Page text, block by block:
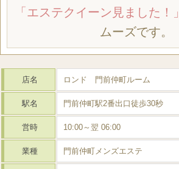
「エステクイーン見ました！」
ムーズです。
店名 ロンド 門前仲町ルーム
駅名 門前仲町駅2番出口徒歩30秒
営時 10:00～翌 06:00
業種 門前仲町メンズエステ